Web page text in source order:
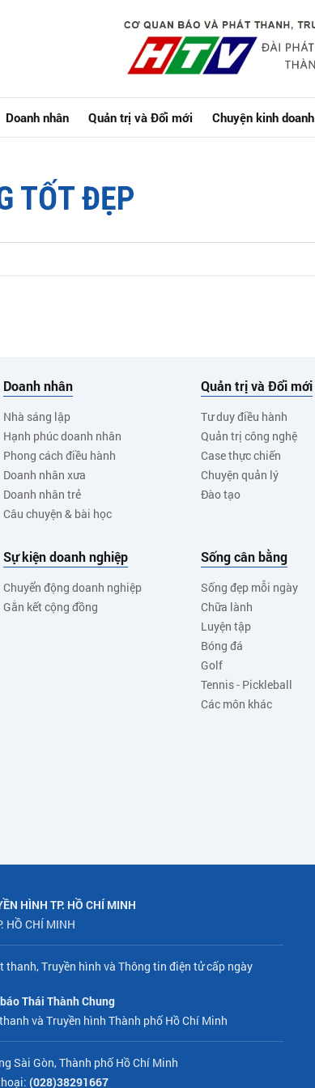
Doanh nhân Quản trị và Đổi mới Chuyện kinh doanh
TỐT ĐẸP
Doanh nhân
Nhà sáng lập
Hạnh phúc doanh nhân
Phong cách điều hành
Doanh nhân xưa
Doanh nhân trẻ
Câu chuyện & bài học
Quản trị và Đổi mới
Tư duy điều hành
Quản trị công nghệ
Case thực chiến
Chuyện quản lý
Đào tạo
Sự kiện doanh nghiệp
Chuyển động doanh nghiệp
Gắn kết cộng đồng
Sống cân bằng
Sống đẹp mỗi ngày
Chữa lành
Luyện tập
Bóng đá
Golf
Tennis - Pickleball
Các môn khác
HÌNH TP. HỒ CHÍ MINH
HỒ CHÍ MINH
thanh, Truyền hình và Thông tin điện tử cấp ngày
Thái Thành Chung
và Truyền hình Thành phố Hồ Chí Minh
Sài Gòn, Thành phố Hồ Chí Minh
(028)38291667